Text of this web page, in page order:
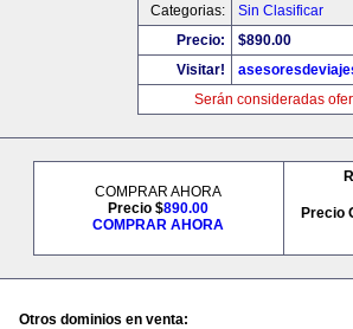
Categorias:
Sin Clasificar
Precio:
$890.00
Visitar!
Serán consideradas
COMPRAR AHORA
Precio $890.00
COMPRAR AHORA
Precio
Otros dominios en venta: